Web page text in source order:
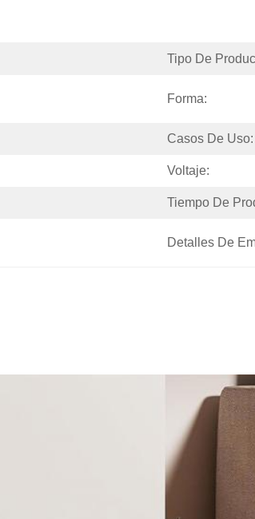
Tipo De
Forma:
Casos De Uso:
Voltaje:
Tiempo De
Detalles De